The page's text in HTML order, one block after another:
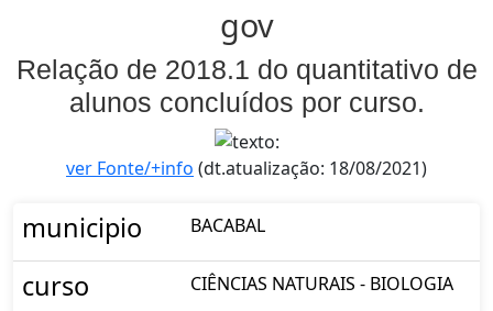
gov
Relação de 2018.1 do quantitativo de
alunos concluídos por curso.
ver Fonte/+info (dt.atualização: 18/08/2021)
municipio BACABAL
curso CIÊNCIAS NATURAIS - BIOLOGIA